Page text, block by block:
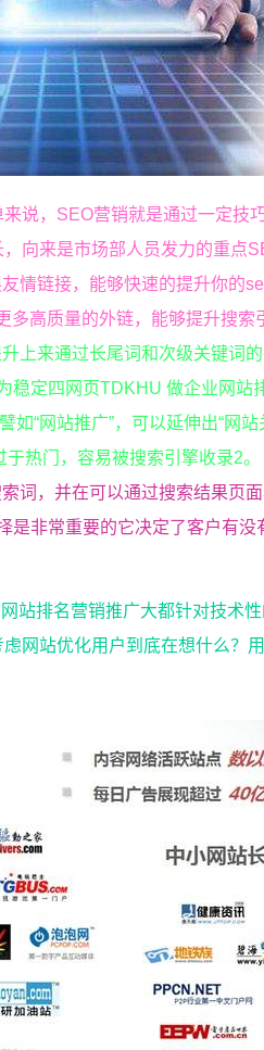
说，SEO营销就是通过一定技
向来是市场部人员发力的重点
情链接，能够快速的提升你的
高质量的外链，能够提升搜索
上来通过长尾词和次级关键词
定四网页TDKHU 做企业网站
“网站推广”，可以延伸出“网
热门，容易被搜索引擎收录2。
词，并在可以通过搜索结果页
非常重要的它决定了客户有没
站排名营销推广大都针对技术
网站优化用户到底在想什么？